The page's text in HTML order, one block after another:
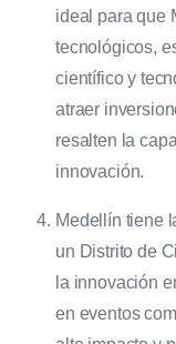
ideal para que
tecnológicos,
científico y
atraer
resalten la
innovación.
Medellín tiene
un Distrito de
la innovación
en eventos